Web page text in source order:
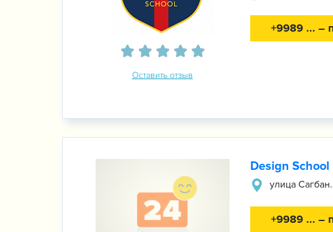
Оставить отзыв
+9989 ... –
Design School
улица
+9989 ... –